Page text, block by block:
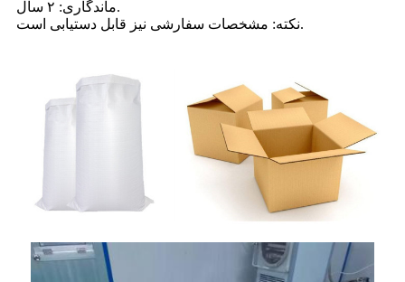
ماندگاری: ۲ سال.
نکته: مشخصات سفارشی نیز قابل دستیابی است.